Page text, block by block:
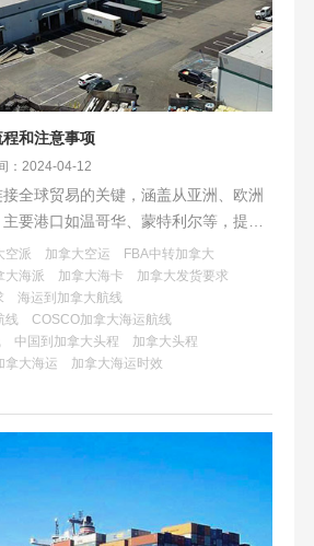
和注意事项
：2024-04-12
全球贸易的关键，涵盖从亚洲、欧洲
要港口如温哥华、蒙特利尔等，提供
务，包括散货和集装箱。纽酷国际物流
安全和成本优势为特点，专业团队确保
益增长的家具市场需求。
空派 加拿大空运
FBA中转加拿大
大海派 加拿大海卡
加拿大发货要求
海运到加拿大航线
线
COSCO加拿大海运航线
中国到加拿大头程
加拿大头程
拿大海运
加拿大海运时效